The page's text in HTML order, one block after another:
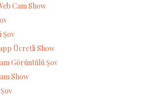
Cam Show
Şov
Ücretli Show
Görüntülü Şov
Show